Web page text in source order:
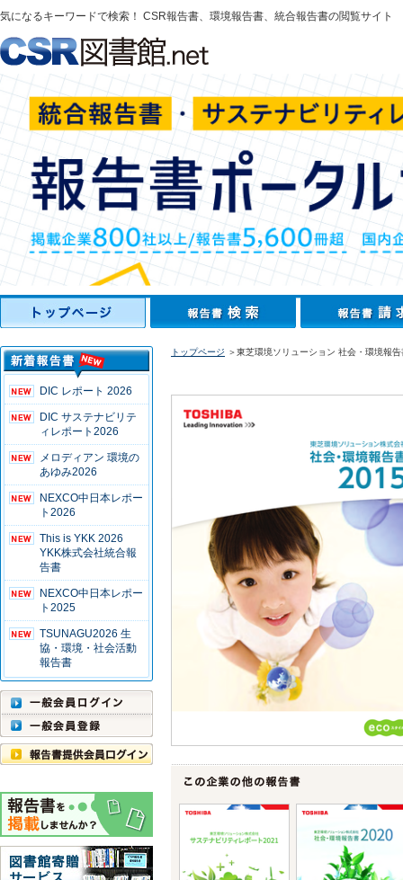
気になるキーワードで検索！ CSR報告書、環境報告書、統合報告書の閲覧サイト
DIC レポート 2026
DIC サステナビリテ
ィレポート2026
メロディアン 環境の
あゆみ2026
NEXCO中日本レポー
ト2026
This is YKK 2026
YKK株式会社統合報
告書
NEXCO中日本レポー
ト2025
TSUNAGU2026 生
協・環境・社会活動
報告書
トップページ ＞東芝環境ソリューション 社会・環境報